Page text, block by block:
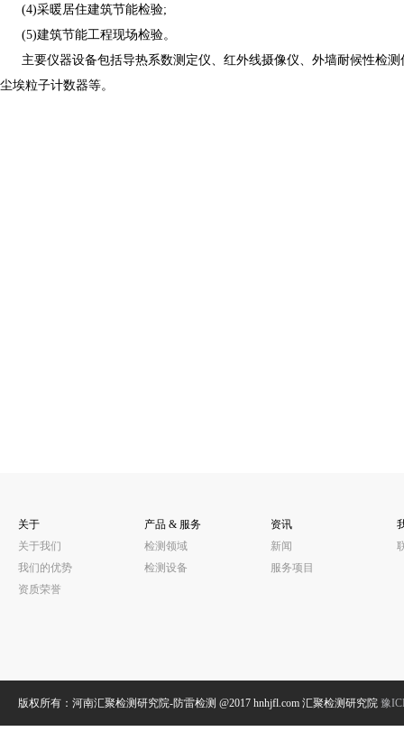
(4)采暖居住建筑节能检验;
(5)建筑节能工程现场检验。
主要仪器设备包括导热系数测定仪、红外线摄像仪、外墙耐候性检
尘埃粒子计数器等。
关于
关于我们
我们的优势
资质荣誉
产品 & 服务
检测领域
检测设备
资讯
新闻
服务项目
版权所有：河南汇聚检测研究院-防雷检测 @2017 hnhjfl.com 汇聚检测研究院 豫